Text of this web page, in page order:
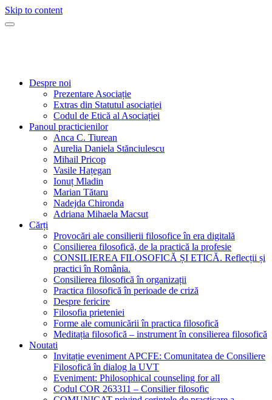
Skip to content
Despre noi
Prezentare Asociație
Extras din Statutul asociației
Codul de Etică al Asociației
Panoul practicienilor
Anca C. Tiurean
Aurelia Daniela Stănciulescu
Mihail Pricop
Vasile Hațegan
Ionuț Mladin
Marian Tătaru
Nadejda Chironda
Adriana Mihaela Macsut
Cărți
Provocări ale consilierii filosofice în era digitală
Consilierea filosofică, de la practică la profesie
CONSILIEREA FILOSOFICĂ ȘI ETICĂ. Reflecții și
practici în România.
Consilierea filosofică în organizații
Practica filosofică în perioade de criză
Despre fericire
Filosofia prieteniei
Forme ale comunicării în practica filosofică
Meditația filosofică – instrument în consilierea filosofică
Noutati
Invitație eveniment APCFE: Comunitatea de Consiliere
Filosofică în dialog la UVT
Eveniment: Philosophical counseling for all
Codul COR 263311 – Consilier filosofic